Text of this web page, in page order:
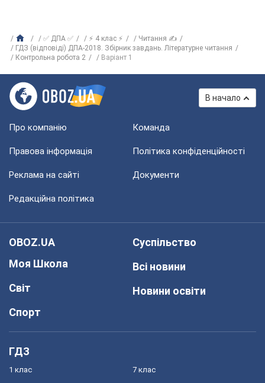
✅ ДПА ✅ ⚡ 4 клас ⚡
Читання ✍
ГДЗ (відповіді) ДПА-2018. Збірник завдань. Літературне читання
Контрольна робота 2
Варіант 1
В начало
Про компанію Команда
Правова інформація Політика конфіденційності
Реклама на сайті Документи
Редакційна політика
OBOZ.UA
Моя Школа
Світ
Спорт
Суспільство
Всі новини
Новини освіти
ГДЗ
1 клас 7 клас